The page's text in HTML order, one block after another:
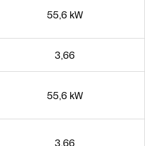
55,6 kW
3,66
55,6 kW
3,66